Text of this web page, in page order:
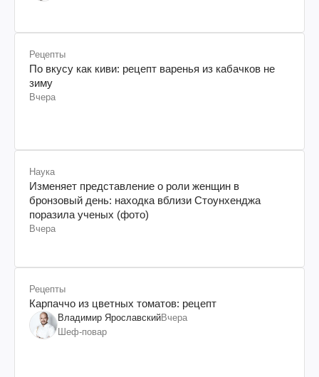
Рецепты
По вкусу как киви: рецепт варенья из кабачков не
зиму
Вчера
Наука
Изменяет представление о роли женщин в
бронзовый день: находка вблизи Стоунхенджа
поразила ученых (фото)
Вчера
Рецепты
Карпаччо из цветных томатов: рецепт
Владимир ЯрославскийВчера
Шеф-повар